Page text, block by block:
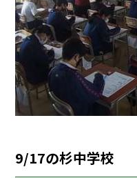
9/17の杉中学校